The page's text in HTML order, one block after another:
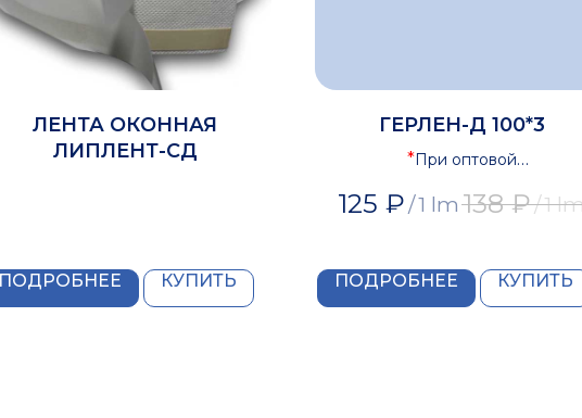
ЛЕНТА ОКОННАЯ
ЛИПЛЕНТ-СД
ПОДРОБНЕЕ КУПИТЬ
ГЕРЛЕН-Д 100*3
*При оптовой
125 ₽/1 lm 138 ₽/1
ПОДРОБНЕЕ КУПИТЬ